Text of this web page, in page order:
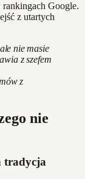
Google.
z utartych
nie masie
z szefem
z
nie
tradycja